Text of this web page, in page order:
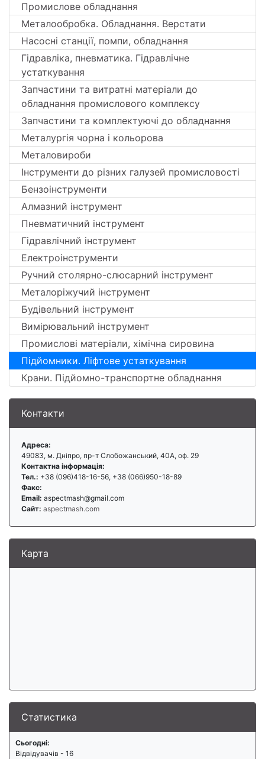
Промислове обладнання
Металообробка. Обладнання. Верстати
Насосні станції, помпи, обладнання
Гідравліка, пневматика. Гідравлічне
устаткування
Запчастини та витратні матеріали до
обладнання промислового комплексу
Запчастини та комплектуючі до обладнання
Металургія чорна і кольорова
Металовироби
Інструменти до різних галузей промисловості
Бензоінструменти
Алмазний інструмент
Пневматичний інструмент
Гідравлічний інструмент
Електроінструменти
Ручний столярно-слюсарний інструмент
Металоріжучий інструмент
Будівельний інструмент
Вимірювальний інструмент
Промислові матеріали, хімічна сировина
Підйомники. Ліфтове устаткування
Крани. Підйомно-транспортне обладнання
Контакти
Адреса:
49083, м. Дніпро, пр-т Слобожанський, 40А, оф. 29
Контактна інформація:
Тел.: +38 (096)418-16-56, +38 (066)950-18-89
Факс:
Email: aspectmash@gmail.com
Сайт: aspectmash.com
Карта
Статистика
Сьогодні:
Відвідувачів - 16